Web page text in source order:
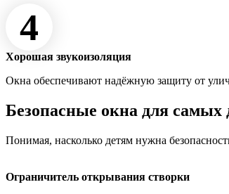
4
Хорошая звукоизоляция
Окна обеспечивают надёжную защиту от
Безопасные окна для
Понимая, насколько детям нужна
Ограничитель открывания створки